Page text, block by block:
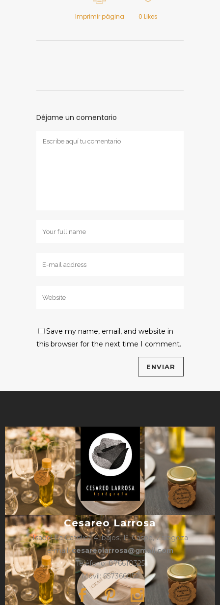
Imprimir página 0 Likes
Déjame un comentario
Save my name, email, and website in
this browser for the next time I comment.
Cesareo Larrosa
Isabel La Católica 4, bajos, 1º, Caspe, Zaragoza
e-mail:cesareolarrosa@gmail.com
Teléfono: 876610325
Móvil: 657366052